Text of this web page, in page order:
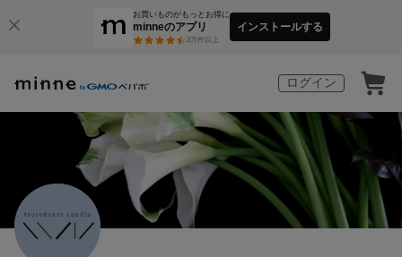
お買いものがもっとお得に
minneのアプリ
3万件以上
インストールする
ログイン